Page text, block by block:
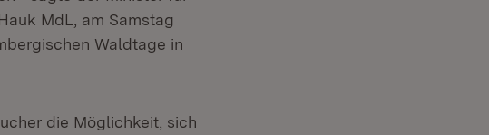
MdL, am Samstag
Waldtage in
die Möglichkeit, sich